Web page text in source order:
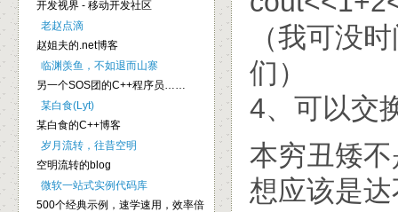
（我可没
们）
4、可以交
本穷丑矮
想应该是
开发视界 - 移动开发社区
老赵点滴
赵姐夫的.net博客
临渊羡鱼，不如退而山寨
另一个SOS团的C++程序员……
某白食(Lyt)
某白食的C++博客
岁月流转，往昔空明
空明流转的blog
微软一站式实例代码库
500个经典示例，速学速用，效率倍